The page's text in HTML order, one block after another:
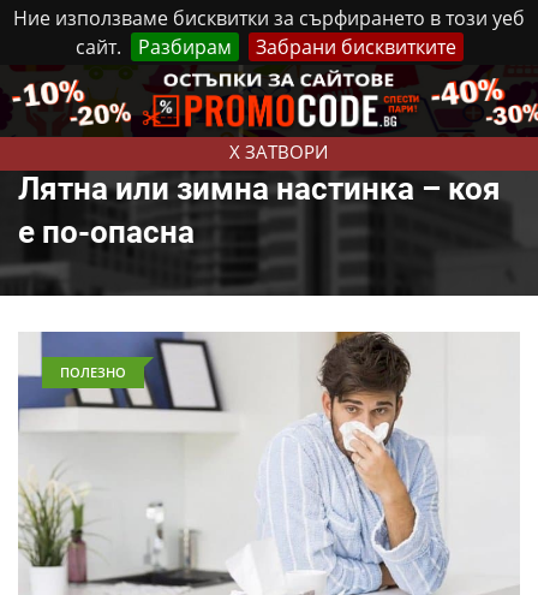
Ние използваме бисквитки за сърфирането в този уеб
сайт.
Разбирам Забрани бисквитките
X ЗАТВОРИ
Събота, 8 Август, 2026 Реклама Контакти
Лятна или зимна настинка – коя
е по-опасна
ПОЛЕЗНО